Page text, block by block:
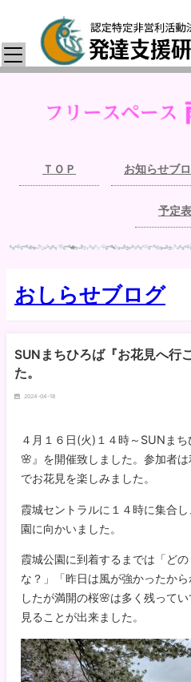
ＴＯＰ お知らせブ
予定表
おしらせブログ
SUNまちひろば『お花見へ行
た。
2024-04-18
４月１６日(火)１４時～SUNま
🌸』を開催致しました。参加者
でお花見を楽しみました。
霞城セントラルに１４時に集合
園に向かいました。
霞城公園に到着するまでは「ど
な？」「昨日は風が強かったか
したが満開の桜🌸は多く残って
見ることが出来ました。